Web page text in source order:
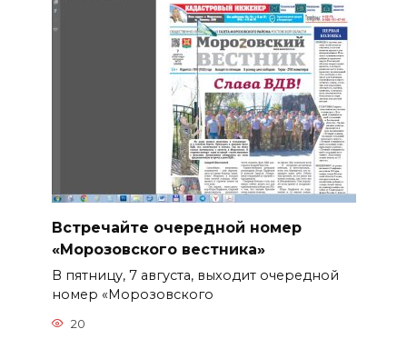
Встречайте очередной номер
«Морозовского вестника»
В пятницу, 7 августа, выходит очередной
номер «Морозовского
20